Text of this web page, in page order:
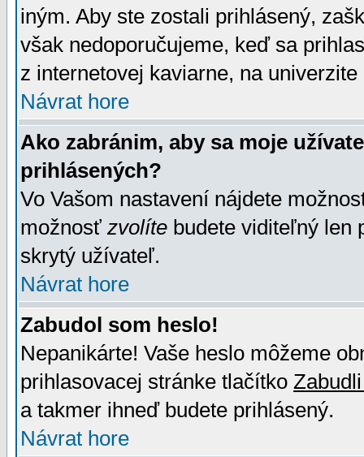
iným. Aby ste zostali prihlásený,
však nedoporučujeme, keď sa
z internetovej kaviarne, na univerzite
Návrat hore
Ako zabránim, aby sa moje
prihlásených?
Vo Vašom nastavení nájdete
možnosť zvolíte budete viditeľný len
skrytý užívateľ.
Návrat hore
Zabudol som heslo!
Nepanikárte! Vaše heslo môžeme
prihlasovacej stránke tlačítko
a takmer ihneď budete prihlásený.
Návrat hore